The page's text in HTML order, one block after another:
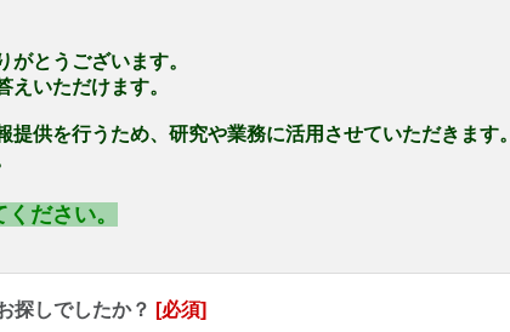
がとうございます。
いただけます。
供を行うため、研究や業務に活用させていただきます。
ださい。
探しでしたか？ [必須]